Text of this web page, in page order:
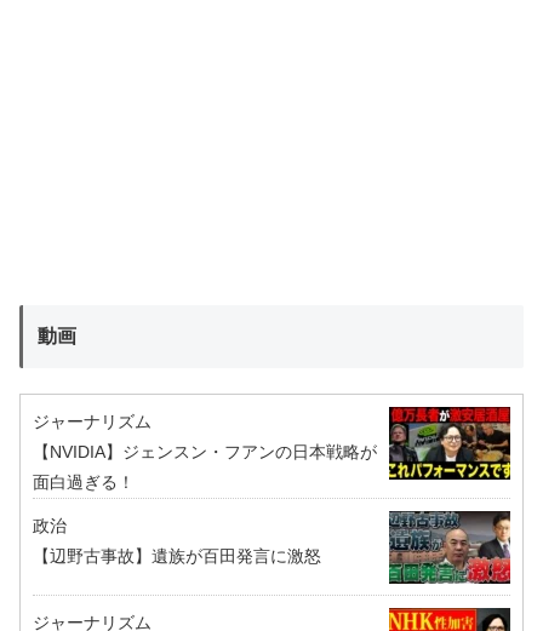
動画
ジャーナリズム
【NVIDIA】ジェンスン・フアンの日本戦略が
面白過ぎる！
政治
【辺野古事故】遺族が百田発言に激怒
ジャーナリズム